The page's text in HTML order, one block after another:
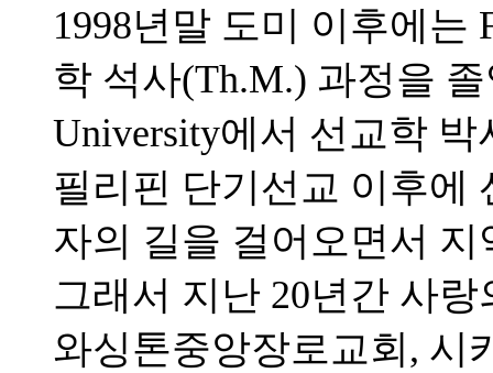
1998년말 도미 이후에는
학 석사(Th.M.) 과정을
University에서 선교학
필리핀 단기선교 이후에
자의 길을 걸어오면서
그래서 지난 20년간 사
와싱톤중앙장로교회, 시